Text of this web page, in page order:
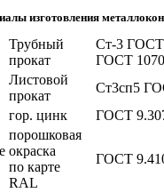
изготовления
Трубный
прокат
Ст-3 ГОСТ
ГОСТ
Листовой
прокат
Ст3сп5
гор. цинк
ГОСТ
порошковая
окраска
по карте
RAL
ГОСТ